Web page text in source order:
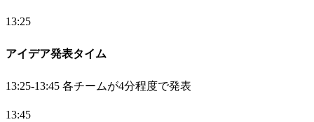
13:25
アイデア発表タイム
13:25-13:45 各チームが4分程度で発表
13:45